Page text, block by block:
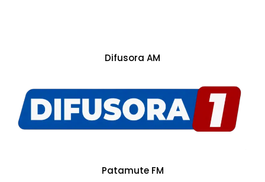
Difusora AM
Patamute FM